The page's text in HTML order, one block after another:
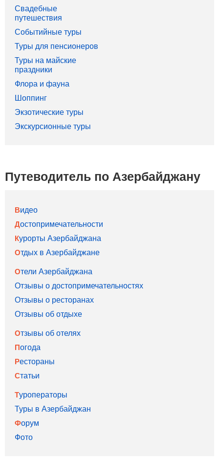
Свадебные
путешествия
Событийные туры
Туры для пенсионеров
Туры на майские
праздники
Флора и фауна
Шоппинг
Экзотические туры
Экскурсионные туры
Путеводитель по Азербайджану
Видео
Достопримечательности
Курорты Азербайджана
Отдых в Азербайджане
Отели Азербайджана
Отзывы о достопримечательностях
Отзывы о ресторанах
Отзывы об отдыхе
Отзывы об отелях
Погода
Рестораны
Статьи
Туроператоры
Туры в Азербайджан
Форум
Фото